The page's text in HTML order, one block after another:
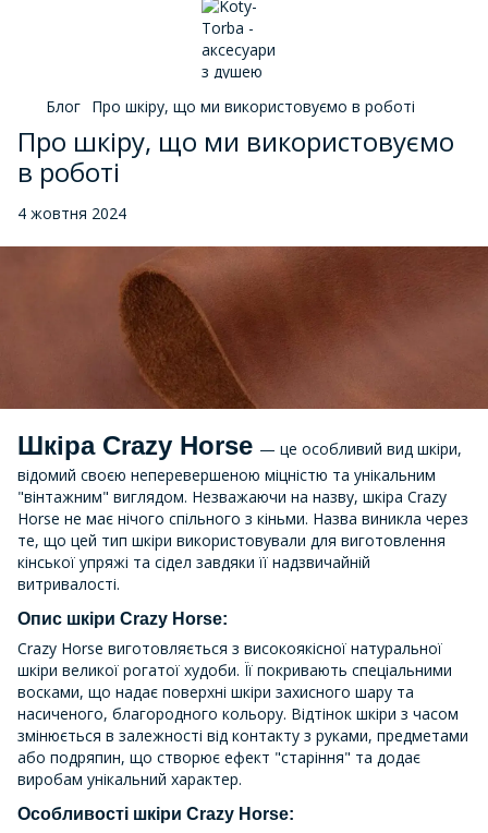
Блог Про шкіру, що ми використовуємо в роботі
Про шкіру, що ми використовуємо
в роботі
4 жовтня 2024
Шкіра Crazy Horse — це особливий вид шкіри,
відомий своєю неперевершеною міцністю та унікальним
"вінтажним" виглядом. Незважаючи на назву, шкіра Crazy
Horse не має нічого спільного з кіньми. Назва виникла через
те, що цей тип шкіри використовували для виготовлення
кінської упряжі та сідел завдяки її надзвичайній
витривалості.
Опис шкіри Crazy Horse:
Crazy Horse виготовляється з високоякісної натуральної
шкіри великої рогатої худоби. Її покривають спеціальними
восками, що надає поверхні шкіри захисного шару та
насиченого, благородного кольору. Відтінок шкіри з часом
змінюється в залежності від контакту з руками, предметами
або подряпин, що створює ефект "старіння" та додає
виробам унікальний характер.
Особливості шкіри Crazy Horse: